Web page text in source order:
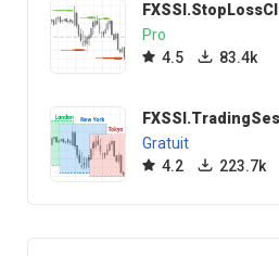
Pro
4.5
83.4k
Gratuit
4.2
223.7k